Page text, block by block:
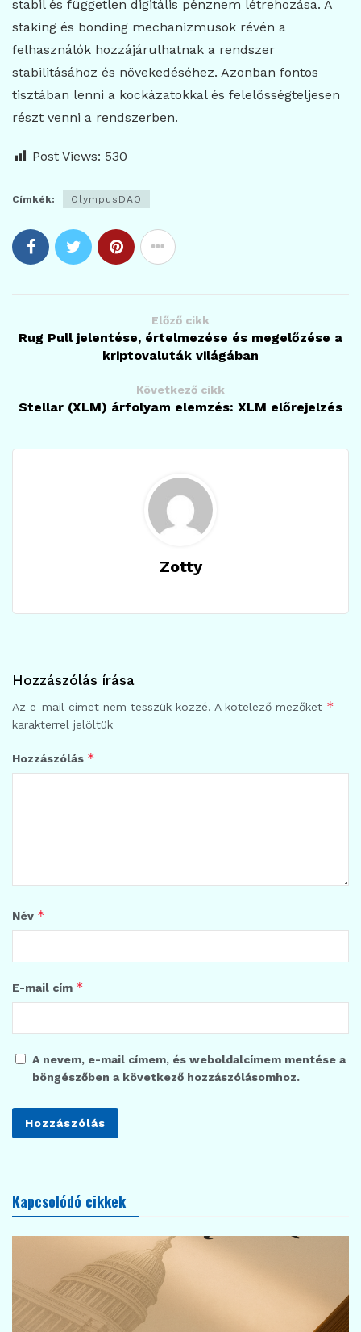
stabil és független digitális pénznem létrehozása. A
staking és bonding mechanizmusok révén a
felhasználók hozzájárulhatnak a rendszer
stabilitásához és növekedéséhez. Azonban fontos
tisztában lenni a kockázatokkal és felelősségteljesen
részt venni a rendszerben.
Post Views: 530
Címkék: OlympusDAO
Előző cikk
Rug Pull jelentése, értelmezése és megelőzése a
kriptovaluták világában
Következő cikk
Stellar (XLM) árfolyam elemzés: XLM előrejelzés
Zotty
Hozzászólás írása
Az e-mail címet nem tesszük közzé. A kötelező mezőket *
karakterrel jelöltük
Hozzászólás *
Név *
E-mail cím *
A nevem, e-mail címem, és weboldalcímem mentése a
böngészőben a következő hozzászólásomhoz.
Kapcsolódó cikkek